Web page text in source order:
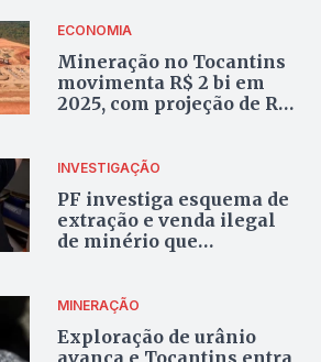
ECONOMIA
Mineração no Tocantins
movimenta R$ 2 bi em
2025, com projeção de R$
INVESTIGAÇÃO
PF investiga esquema de
extração e venda ilegal
de minério que
na Venezuela
MINERAÇÃO
Exploração de urânio
avança e Tocantins entra